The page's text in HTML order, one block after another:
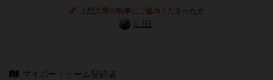
上記文章の執筆にご協力くださった方
山田
マイボードゲーム登録者